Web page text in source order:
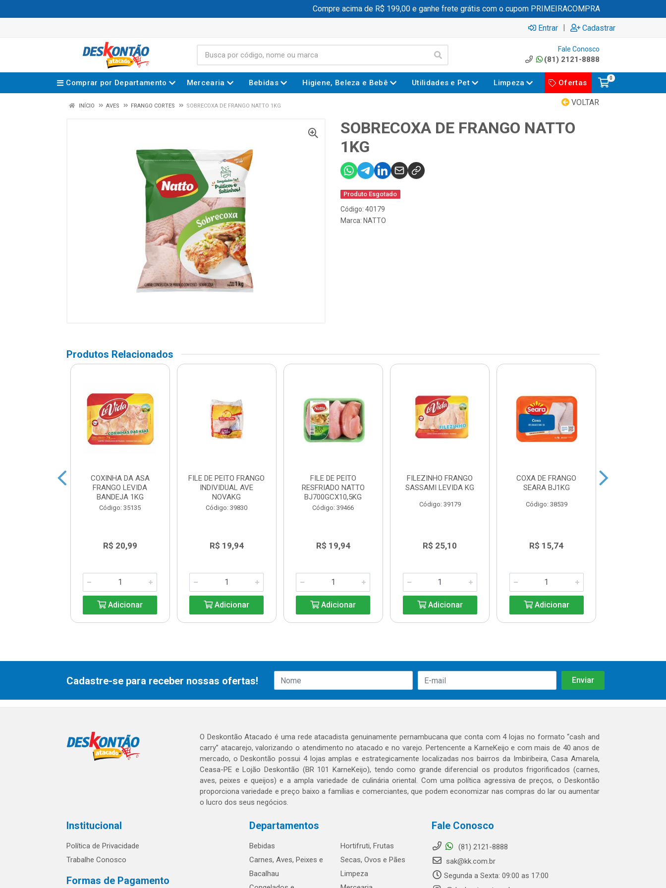
Compre acima de R$ 199,00 e ganhe frete grátis com o cupom PRIMEIRACOMPRA
Entrar | Cadastrar
Fale Conosco
(81) 2121-8888
Comprar por Departamento Mercearia Bebidas Higiene, Beleza e Bebê Utilidades e Pet Limpeza Ofertas
0
VOLTAR
INÍCIO AVES FRANGO CORTES SOBRECOXA DE FRANGO NATTO 1KG
SOBRECOXA DE FRANGO NATTO
1KG
Produto Esgotado
Código: 40179
Marca: NATTO
Produtos Relacionados
COXINHA DA ASA
FRANGO LEVIDA
BANDEJA 1KG
Código: 35135
R$ 20,99
Adicionar
FILE DE PEITO FRANGO
INDIVIDUAL AVE
NOVAKG
Código: 39830
R$ 19,94
Adicionar
FILE DE PEITO
RESFRIADO NATTO
BJ700GCX10,5KG
Código: 39466
R$ 19,94
Adicionar
FILEZINHO FRANGO
SASSAMI LEVIDA KG
Código: 39179
R$ 25,10
Adicionar
COXA DE FRANGO
SEARA BJ1KG
Código: 38539
R$ 15,74
Adicionar
Cadastre-se para receber nossas ofertas!
O Deskontão Atacado é uma rede atacadista genuinamente pernambucana que conta com 4 lojas no formato “cash and
carry” atacarejo, valorizando o atendimento no atacado e no varejo. Pertencente a KarneKeijo e com mais de 40 anos de
mercado, o Deskontão possui 4 lojas amplas e estrategicamente localizadas nos bairros da Imbiribeira, Casa Amarela,
Ceasa-PE e Lojão Deskontão (BR 101 KarneKeijo), tendo como grande diferencial os produtos frigorificados (carnes,
aves, peixes e queijos) e a ampla variedade de culinária oriental. Com uma política agressiva de preços, o Deskontão
proporciona variedade e preço baixo a famílias e comerciantes, que podem economizar nas compras do lar ou aumentar
o lucro dos seus negócios.
Institucional
Política de Privacidade
Trabalhe Conosco
Formas de Pagamento
Departamentos
Bebidas
Carnes, Aves, Peixes e
Bacalhau
Hortifruti, Frutas
Secas, Ovos e Pães
Limpeza
Fale Conosco
(81) 2121-8888
sak@kk.com.br
Segunda a Sexta: 09:00 as 17:00